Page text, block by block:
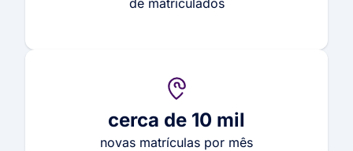
de matriculados
cerca de 10 mil
novas matrículas por mês